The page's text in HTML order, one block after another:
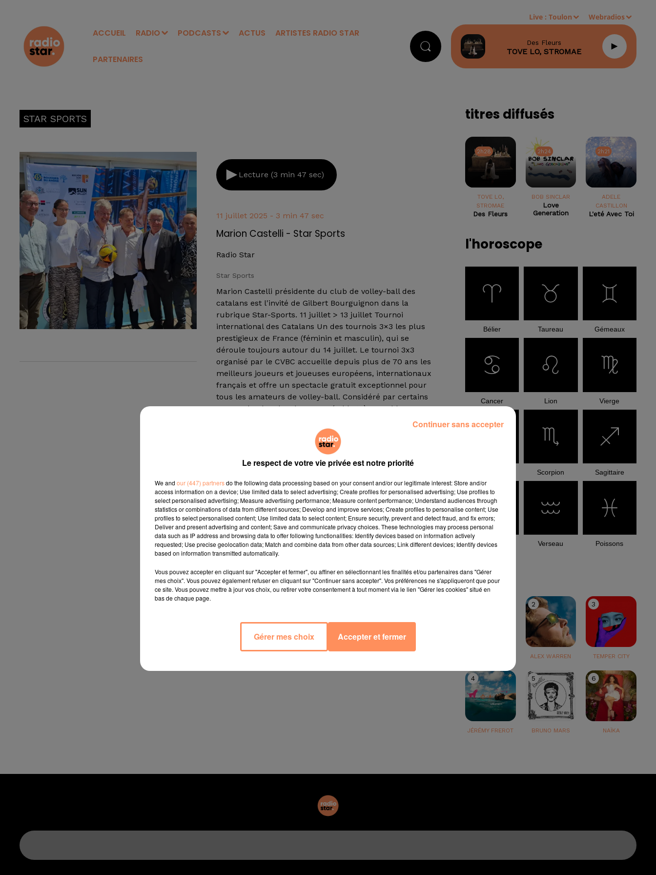
ACCUEIL RADIO PODCASTS ACTUS ARTISTES RADIO STAR
PARTENAIRES
Live :Toulon Webradios
Des Fleurs
TOVE LO, STROMAE
STAR SPORTS
Lecture (3 min 47 sec)
11 juillet 2025 - 3 min 47 sec
Marion Castelli - Star Sports
Radio Star
Star Sports
Marion Castelli présidente du club de volley-ball des
catalans est l'invité de Gilbert Bourguignon dans la
rubrique Star-Sports. 11 juillet > 13 juillet Tournoi
international des Catalans Un des tournois 3×3 les plus
prestigieux de France (féminin et masculin), qui se
déroule toujours autour du 14 juillet. Le tournoi 3x3
organisé par le CVBC accueille depuis plus de 70 ans les
meilleurs joueurs et joueuses européens, internationaux
français et offre un spectacle gratuit exceptionnel pour
tous les amateurs de volley-ball. Considéré par certains
comme le plus dur de France (sable très meuble,
chaleur étouffante et qualité du plateau des joueurs), il
est devenu au cours des années, un événement
incontournable du volley-ball français et certainement le
plus exaltant en terme d’émotion. Du 11 juillet 2025 au 13
juillet 2025 - Ouvert le vendredi, le samedi, le dimanche
GRATUIT. Plus d'infos ICI
titres diffusés
2h28
2h28
TOVE LO,
STROMAE
Des Fleurs
2h24
2h24
BOB SINCLAR
Love
Generation
2h21
2h21
ADELE
CASTILLON
L'eté Avec Toi
l'horoscope
Bélier Taureau Gémeaux
Cancer Lion Vierge
Scorpion Sagittaire
Capricorne Verseau Poissons
le top
2
ALEX WARREN
3
TEMPER CITY
4
JÉRÉMY FREROT
5
BRUNO MARS
6
NAÏKA
Le respect de votre vie privée est notre priorité
We and our (447) partnersdo the following data processing based on your consent and/or our legitimate interest: Store and/or
access information on a device; Use limited data to select advertising; Create profiles for personalised advertising; Use profiles to
select personalised advertising; Measure advertising performance; Measure content performance; Understand audiences through
statistics or combinations of data from different sources; Develop and improve services; Create profiles to personalise content; Use
profiles to select personalised content; Use limited data to select content; Ensure security, prevent and detect fraud, and fix errors;
Deliver and present advertising and content; Save and communicate privacy choices. These technologies may process personal
data such as IP address and browsing data to offer following functionalities: Identify devices based on information actively
requested; Use precise geolocation data; Match and combine data from other data sources; Link different devices; Identify devices
based on information transmitted automatically.
Vous pouvez accepter en cliquant sur "Accepter et fermer", ou affiner en sélectionnant les finalités et/ou partenaires dans "Gérer
mes choix". Vous pouvez également refuser en cliquant sur "Continuer sans accepter". Vos préférences ne s'appliqueront que pour
ce site. Vous pouvez mettre à jour vos choix, ou retirer votre consentement à tout moment via le lien "Gérer les cookies" situé en
bas de chaque page.
Gérer mes choix Accepter et fermer
Continuer sans accepter